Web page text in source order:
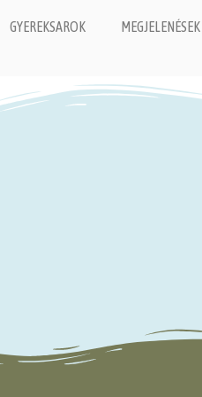
GYEREKSAROK MEGJELENÉSEK